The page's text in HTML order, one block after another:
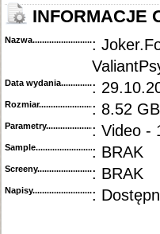
INFORMACJE
Nazwa.............................................
:
Data wydania......................................
:
Rozmiar...........................................
: 8.52 GB
Parametry.........................................
: Video -
Sample............................................
: BRAK
Screeny...........................................
: BRAK
Napisy............................................
: